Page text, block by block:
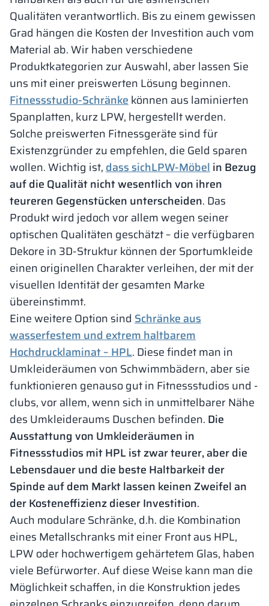
Qualitäten verantwortlich. Bis zu einem gewissen
Grad hängen die Kosten der Investition auch vom
Material ab. Wir haben verschiedene
Produktkategorien zur Auswahl, aber lassen Sie
uns mit einer preiswerten Lösung beginnen.
Fitnessstudio-Schränkekönnen aus laminierten
Spanplatten, kurz LPW, hergestellt werden.
Solche preiswerten Fitnessgeräte sind für
Existenzgründer zu empfehlen, die Geld sparen
wollen. Wichtig ist,dass sichLPW-Möbelin Bezug
auf die Qualität nicht wesentlich von ihren
teureren Gegenstücken unterscheiden. Das
Produkt wird jedoch vor allem wegen seiner
optischen Qualitäten geschätzt – die verfügbaren
Dekore in 3D-Struktur können der Sportumkleide
einen originellen Charakter verleihen, der mit der
visuellen Identität der gesamten Marke
übereinstimmt.
Eine weitere Option sind Schränke aus
wasserfestem und extrem haltbarem
Hochdrucklaminat – HPL. Diese findet man in
Umkleideräumen von Schwimmbädern, aber sie
funktionieren genauso gut in Fitnessstudios und -
clubs, vor allem, wenn sich in unmittelbarer Nähe
des Umkleideraums Duschen befinden. Die
Ausstattung von Umkleideräumen in
Fitnessstudios mit HPL ist zwar teurer, aber die
Lebensdauer und die beste Haltbarkeit der
Spinde auf dem Markt lassen keinen Zweifel an
der Kosteneffizienz dieser Investition.
Auch modulare Schränke, d.h. die Kombination
eines Metallschranks mit einer Front aus HPL,
LPW oder hochwertigem gehärtetem Glas, haben
viele Befürworter. Auf diese Weise kann man die
Möglichkeit schaffen, in die Konstruktion jedes